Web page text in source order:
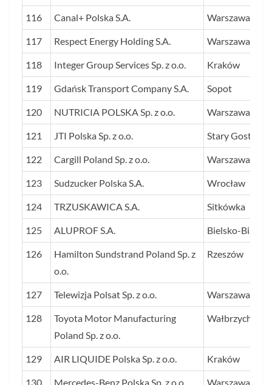
116 Canal+ Polska S.A. Warszawa
117 Respect Energy Holding S.A. Warszawa
118 Integer Group Services Sp. z o.o. Kraków
119 Gdańsk Transport Company S.A. Sopot
120 NUTRICIA POLSKA Sp. z o.o. Warszawa
121 JTI Polska Sp. z o.o. Stary Gostków
122 Cargill Poland Sp. z o.o. Warszawa
123 Sudzucker Polska S.A. Wrocław
124 TRZUSKAWICA S.A. Sitkówka
125 ALUPROF S.A. Bielsko-Biała
126
Hamilton Sundstrand Poland Sp. z
o.o.
Rzeszów
127 Telewizja Polsat Sp. z o.o. Warszawa
128
Toyota Motor Manufacturing
Poland Sp. z o.o.
Wałbrzych
129 AIR LIQUIDE Polska Sp. z o.o. Kraków
130 Mercedes-Benz Polska Sp. z o.o. Warszawa